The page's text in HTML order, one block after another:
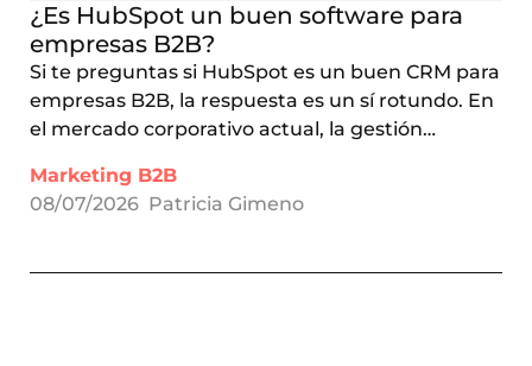
¿Es HubSpot un buen software para
empresas B2B?
Si te preguntas si HubSpot es un buen CRM para
empresas B2B, la respuesta es un sí rotundo. En
el mercado corporativo actual, la gestión…
Marketing B2B
08/07/2026 Patricia Gimeno